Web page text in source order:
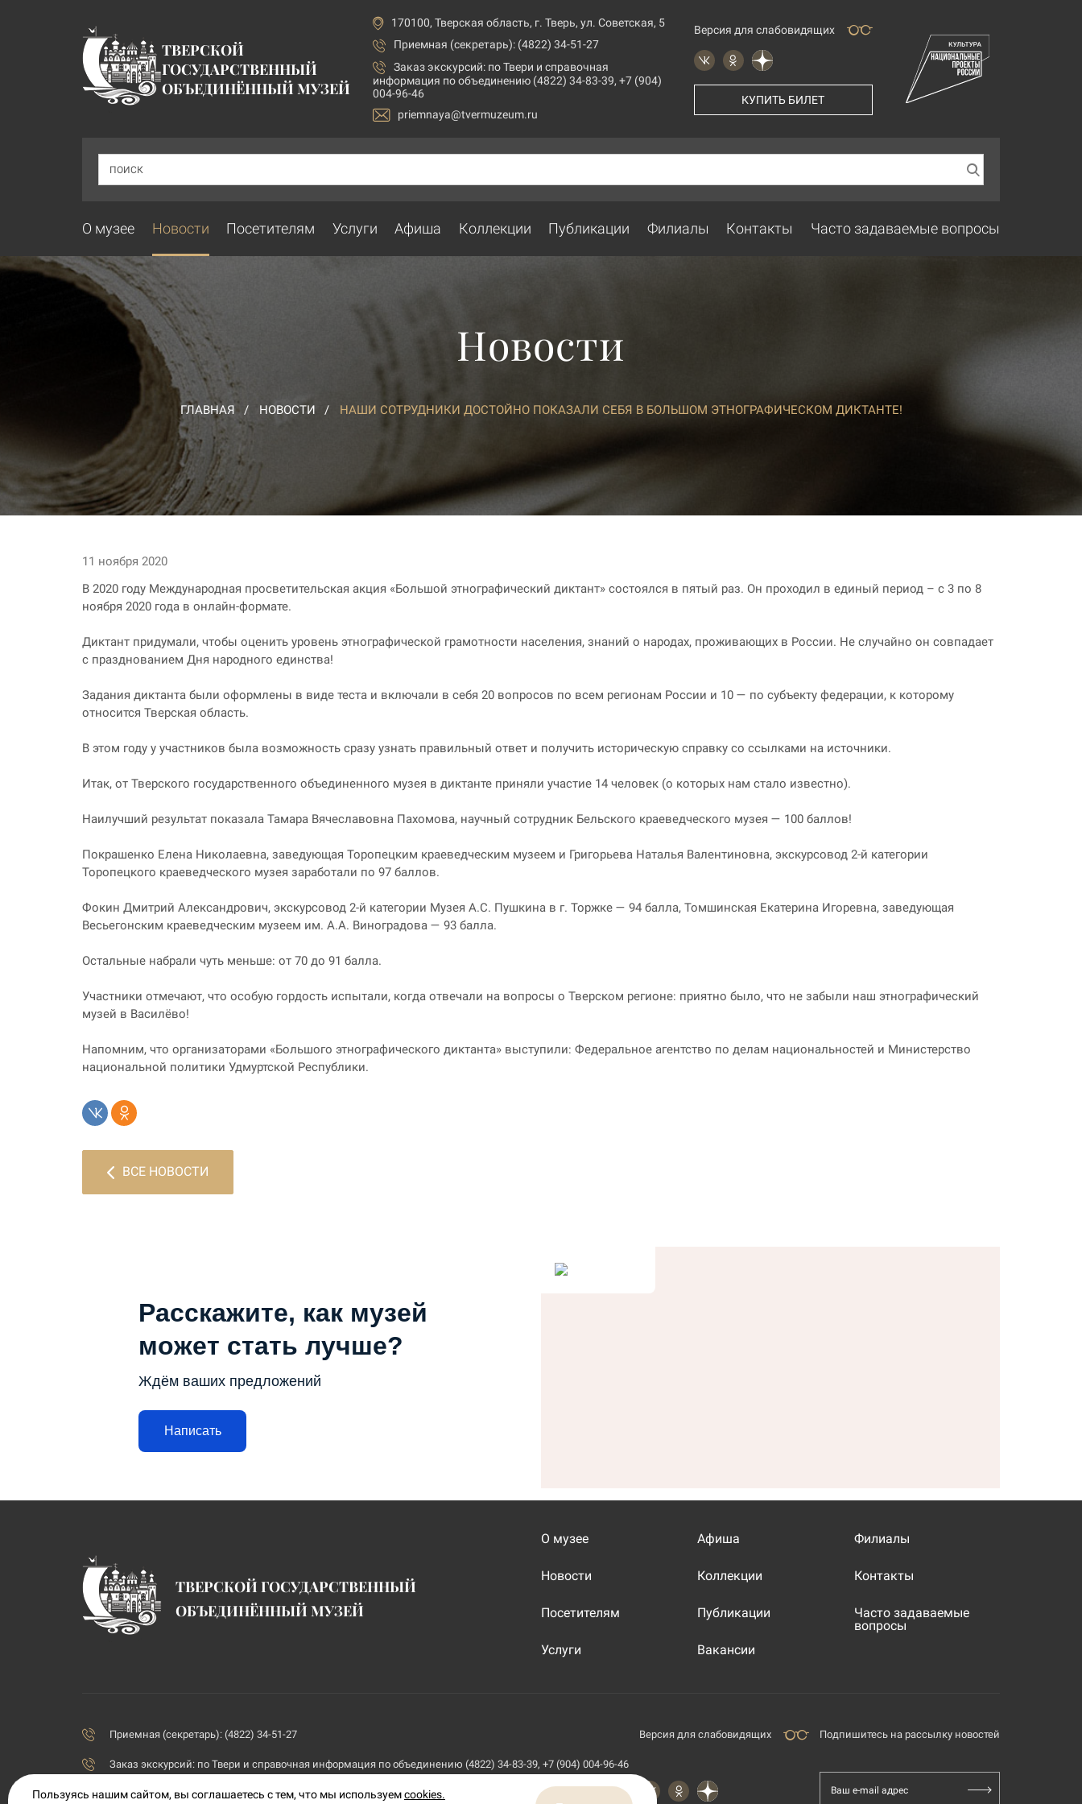
ТВЕРСКОЙ
ГОСУДАРСТВЕННЫЙ
ОБЪЕДИНЁННЫЙ МУЗЕЙ
170100, Тверская область, г. Тверь, ул. Советская, 5
Приемная (секретарь): (4822) 34-51-27
Заказ экскурсий: по Твери и справочная
информация по объединению (4822) 34-83-39, +7 (904)
004-96-46
priemnaya@tvermuzeum.ru
Версия для слабовидящих
КУПИТЬ БИЛЕТ
ПОИСК
О музее Новости Посетителям Услуги Афиша Коллекции Публикации Филиалы Контакты Часто задаваемые вопросы
Новости
ГЛАВНАЯ НОВОСТИ НАШИ СОТРУДНИКИ ДОСТОЙНО ПОКАЗАЛИ СЕБЯ В БОЛЬШОМ ЭТНОГРАФИЧЕСКОМ ДИКТАНТЕ!
11 ноября 2020
В 2020 году Международная просветительская акция «Большой этнографический диктант» состоялся в пятый раз. Он проходил в единый период – с 3 по 8
ноября 2020 года в онлайн-формате.
Диктант придумали, чтобы оценить уровень этнографической грамотности населения, знаний о народах, проживающих в России. Не случайно он совпадает
с празднованием Дня народного единства!
Задания диктанта были оформлены в виде теста и включали в себя 20 вопросов по всем регионам России и 10 — по субъекту федерации, к которому
относится Тверская область.
В этом году у участников была возможность сразу узнать правильный ответ и получить историческую справку со ссылками на источники.
Итак, от Тверского государственного объединенного музея в диктанте приняли участие 14 человек (о которых нам стало известно).
Наилучший результат показала Тамара Вячеславовна Пахомова, научный сотрудник Бельского краеведческого музея — 100 баллов!
Покрашенко Елена Николаевна, заведующая Торопецким краеведческим музеем и Григорьева Наталья Валентиновна, экскурсовод 2-й категории
Торопецкого краеведческого музея заработали по 97 баллов.
Фокин Дмитрий Александрович, экскурсовод 2-й категории Музея А.С. Пушкина в г. Торжке — 94 балла, Томшинская Екатерина Игоревна, заведующая
Весьегонским краеведческим музеем им. А.А. Виноградова — 93 балла.
Остальные набрали чуть меньше: от 70 до 91 балла.
Участники отмечают, что особую гордость испытали, когда отвечали на вопросы о Тверском регионе: приятно было, что не забыли наш этнографический
музей в Василёво!
Напомним, что организаторами «Большого этнографического диктанта» выступили: Федеральное агентство по делам национальностей и Министерство
национальной политики Удмуртской Республики.
ВСЕ НОВОСТИ
Расскажите, как музей
может стать лучше?
Ждём ваших предложений
Написать
ТВЕРСКОЙ ГОСУДАРСТВЕННЫЙ
ОБЪЕДИНЁННЫЙ МУЗЕЙ
О музее
Новости
Посетителям
Услуги
Афиша
Коллекции
Публикации
Вакансии
Филиалы
Контакты
Часто задаваемые
вопросы
Приемная (секретарь): (4822) 34-51-27
Заказ экскурсий: по Твери и справочная информация по объединению (4822) 34-83-39, +7 (904) 004-96-46
priemnaya@tvermuzeum.ru
Версия для слабовидящих Подпишитесь на рассылку новостей
Ваш e-mail адрес
Пользуясь нашим сайтом, вы соглашаетесь с тем, что мы используемcookies.